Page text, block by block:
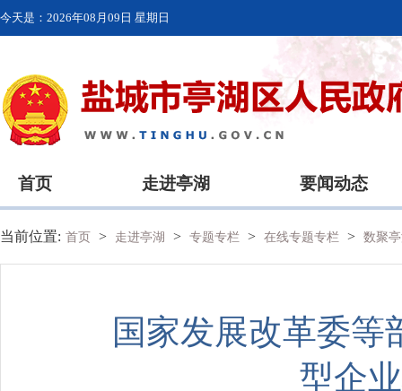
今天是： 2026年08月09日 星期日
首页 走进亭湖 要闻动态
当前位置: 首页 > 走进亭湖 > 专题专栏 > 在线专题专栏 > 数聚
国家发展改革委等
型企